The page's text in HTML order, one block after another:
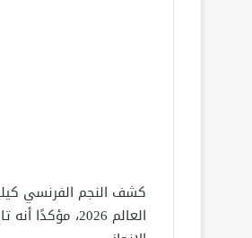
العالم 2026،